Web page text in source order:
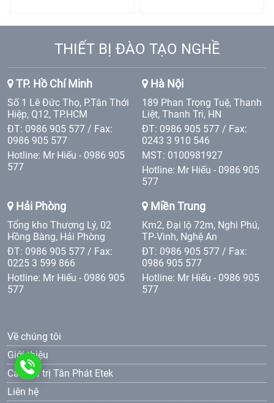
THIẾT BỊ ĐÀO TẠO NGHỀ
TP. Hồ Chí Minh
Số 1 Lê Đức Thọ, P.Tân Thới
Hiệp, Q12, TP.HCM
ĐT: 0986 905 577 / Fax:
0986 905 577
Hotline: Mr Hiếu - 0986 905
577
Hà Nội
189 Phan Trọng Tuệ, Thanh
Liệt, Thanh Trì, HN
ĐT: 0986 905 577 / Fax:
0243 3 910 546
MST: 0100981927
Hotline: Mr Hiếu - 0986 905
577
Hải Phòng
Tổng kho Thượng Lý, 02
Hồng Bàng, Hải Phòng
ĐT: 0986 905 577 / Fax:
0225 3 599 866
Hotline: Mr Hiếu - 0986 905
577
Miền Trung
Km2, Đại lộ 72m, Nghi Phú,
TP-Vinh, Nghệ An
ĐT: 0986 905 577 / Fax:
0986 905 577
Hotline: Mr Hiếu - 0986 905
577
Về chúng tôi
Giới thiệu
Các giá trị Tân Phát Etek
Liên hệ
0986